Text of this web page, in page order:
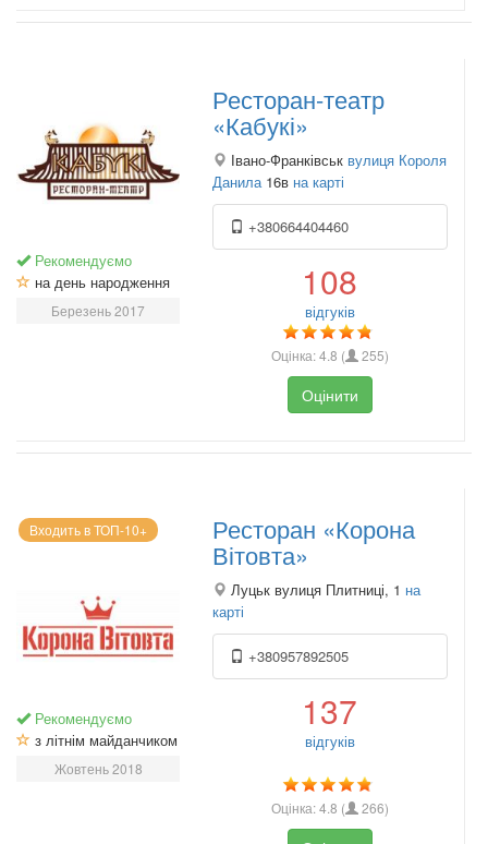
Рекомендуємо
на день народження
Березень 2017
Ресторан-театр
«Кабукі»
Івано-Франківськ вулиця Короля
Данила 16в на карті
+380664404460
108
відгуків
Оцінка:4.8 ( 255)
Оцінити
Входить в ТОП-10+
Рекомендуємо
з літнім майданчиком
Жовтень 2018
Ресторан «Корона
Вітовта»
Луцьк вулиця Плитниці, 1 на
карті
+380957892505
137
відгуків
Оцінка:4.8 ( 266)